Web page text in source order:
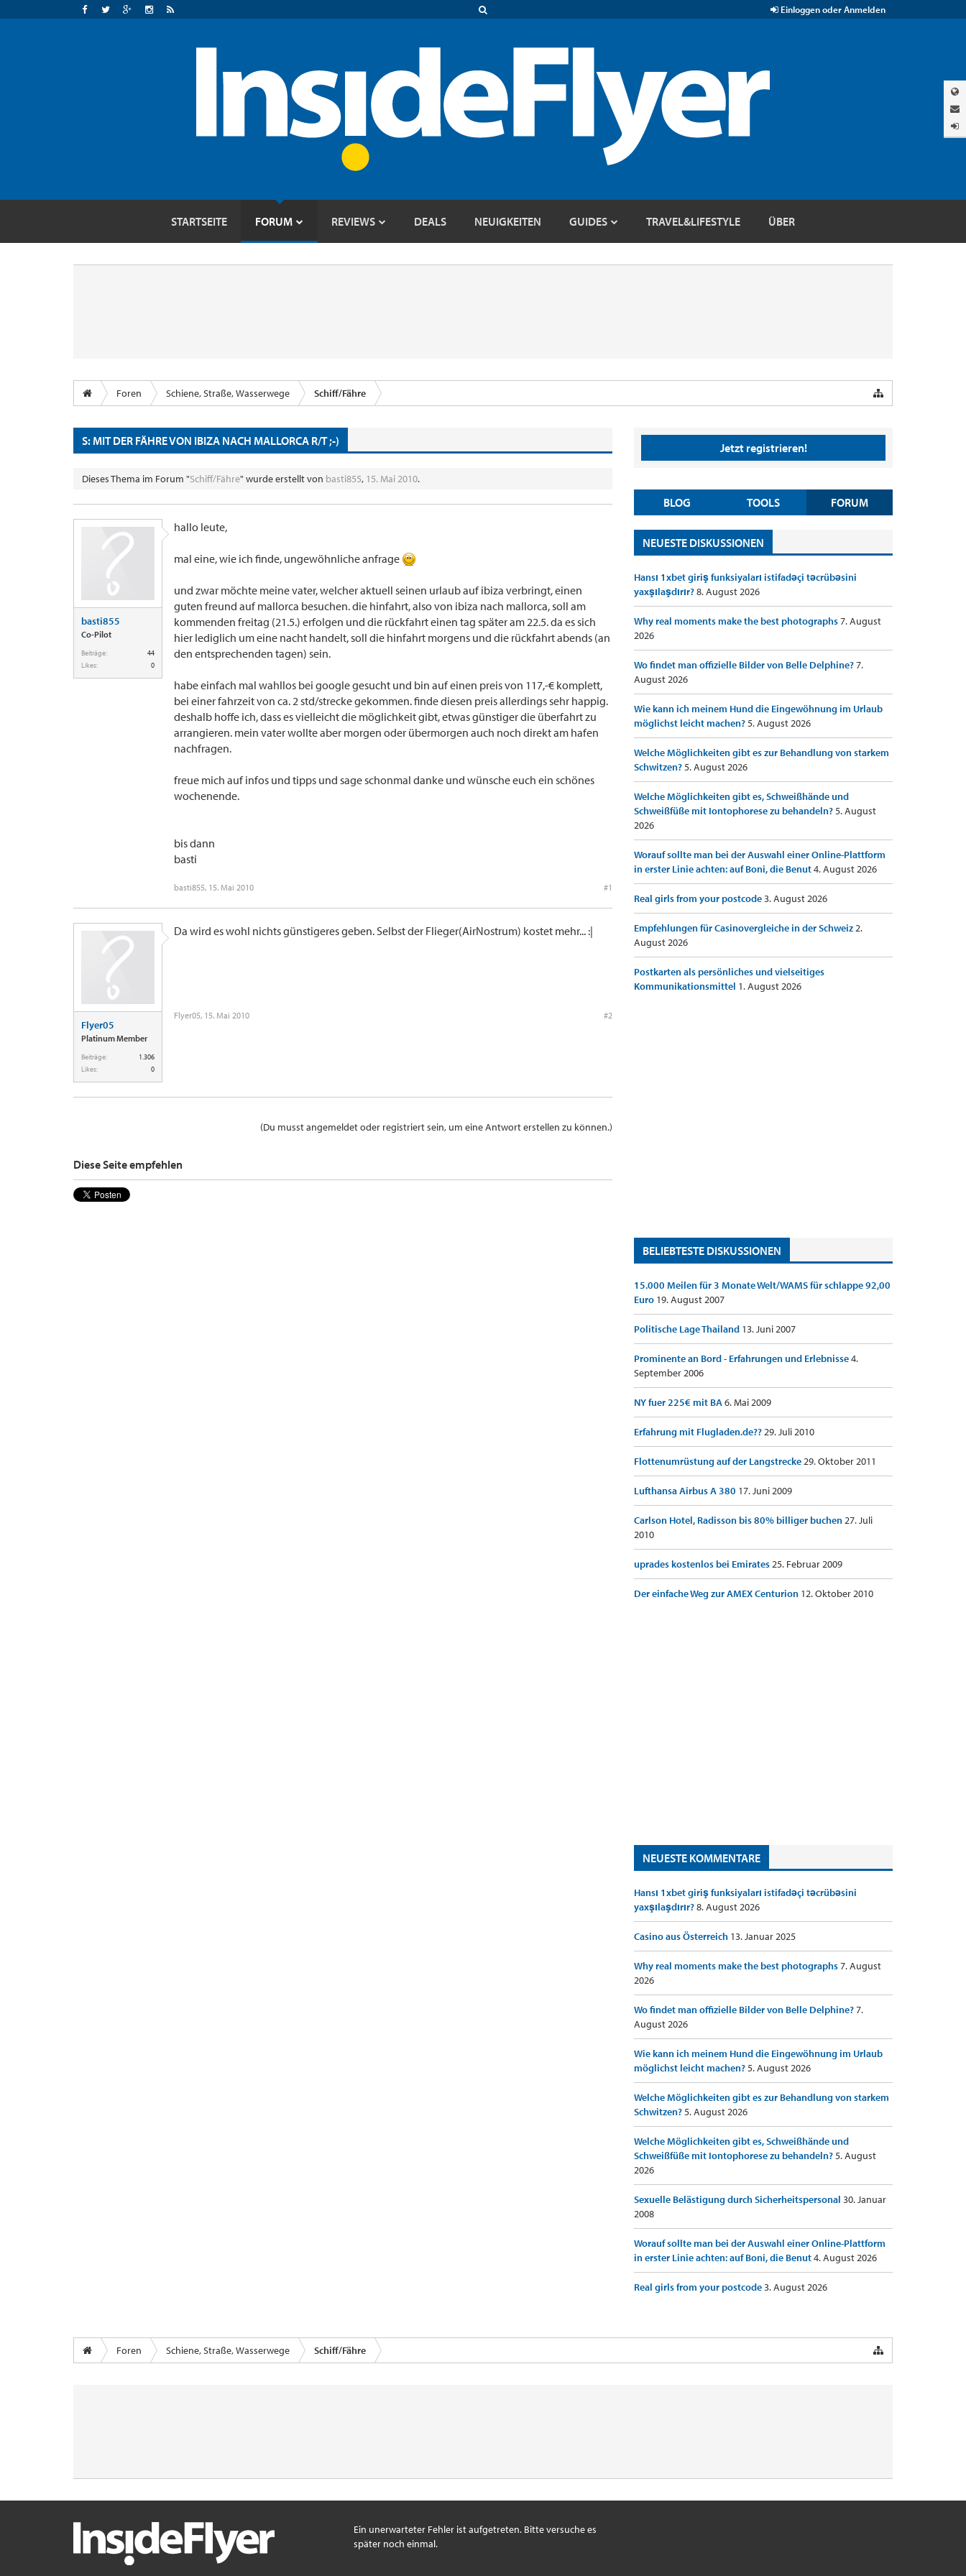
Einloggen oder Anmelden
STARTSEITE FORUM REVIEWS DEALS NEUIGKEITEN GUIDES TRAVEL&LIFESTYLE ÜBER
Foren Schiene, Straße, Wasserwege Schiff/Fähre
S: MIT DER FÄHRE VON IBIZA NACH MALLORCA R/T ;-)
Dieses Thema im Forum "Schiff/Fähre" wurde erstellt von basti855, 15. Mai 2010.
basti855
Co-Pilot
Beiträge:
44
Likes:
0
hallo leute,
mal eine, wie ich finde, ungewöhnliche anfrage
und zwar möchte meine vater, welcher aktuell seinen urlaub auf ibiza verbringt, einen
guten freund auf mallorca besuchen. die hinfahrt, also von ibiza nach mallorca, soll am
kommenden freitag (21.5.) erfolgen und die rückfahrt einen tag später am 22.5. da es sich
hier lediglich um eine nacht handelt, soll die hinfahrt morgens und die rückfahrt abends (an
den entsprechenden tagen) sein.
habe einfach mal wahllos bei google gesucht und bin auf einen preis von 117,-€ komplett,
bei einer fahrzeit von ca. 2 std/strecke gekommen. finde diesen preis allerdings sehr happig.
deshalb hoffe ich, dass es vielleicht die möglichkeit gibt, etwas günstiger die überfahrt zu
arrangieren. mein vater wollte aber morgen oder übermorgen auch noch direkt am hafen
nachfragen.
freue mich auf infos und tipps und sage schonmal danke und wünsche euch ein schönes
wochenende.
bis dann
basti
basti855, 15. Mai 2010 #1
Flyer05
Platinum Member
Beiträge:
1.306
Likes:
0
Da wird es wohl nichts günstigeres geben. Selbst der Flieger(AirNostrum) kostet mehr... :|
Flyer05, 15. Mai 2010 #2
(Du musst angemeldet oder registriert sein, um eine Antwort erstellen zu können.)
Diese Seite empfehlen
Jetzt registrieren!
BLOG TOOLS FORUM
NEUESTE DISKUSSIONEN
Hansı 1xbet giriş funksiyaları istifadəçi təcrübəsini
yaxşılaşdırır?8. August 2026
Why real moments make the best photographs7. August
2026
Wo findet man offizielle Bilder von Belle Delphine?7.
August 2026
Wie kann ich meinem Hund die Eingewöhnung im Urlaub
möglichst leicht machen?5. August 2026
Welche Möglichkeiten gibt es zur Behandlung von starkem
Schwitzen?5. August 2026
Welche Möglichkeiten gibt es, Schweißhände und
Schweißfüße mit Iontophorese zu behandeln?5. August
2026
Worauf sollte man bei der Auswahl einer Online-Plattform
in erster Linie achten: auf Boni, die Benut4. August 2026
Real girls from your postcode3. August 2026
Empfehlungen für Casinovergleiche in der Schweiz2.
August 2026
Postkarten als persönliches und vielseitiges
Kommunikationsmittel 1. August 2026
BELIEBTESTE DISKUSSIONEN
15.000 Meilen für 3 Monate Welt/WAMS für schlappe 92,00
Euro 19. August 2007
Politische Lage Thailand 13. Juni 2007
Prominente an Bord - Erfahrungen und Erlebnisse4.
September 2006
NY fuer 225€ mit BA6. Mai 2009
Erfahrung mit Flugladen.de??29. Juli 2010
Flottenumrüstung auf der Langstrecke29. Oktober 2011
Lufthansa Airbus A 380 17. Juni 2009
Carlson Hotel, Radisson bis 80% billiger buchen27. Juli
2010
uprades kostenlos bei Emirates25. Februar 2009
Der einfache Weg zur AMEX Centurion 12. Oktober 2010
NEUESTE KOMMENTARE
Hansı 1xbet giriş funksiyaları istifadəçi təcrübəsini
yaxşılaşdırır?8. August 2026
Casino aus Österreich 13. Januar 2025
Why real moments make the best photographs7. August
2026
Wo findet man offizielle Bilder von Belle Delphine?7.
August 2026
Wie kann ich meinem Hund die Eingewöhnung im Urlaub
möglichst leicht machen?5. August 2026
Welche Möglichkeiten gibt es zur Behandlung von starkem
Schwitzen?5. August 2026
Welche Möglichkeiten gibt es, Schweißhände und
Schweißfüße mit Iontophorese zu behandeln?5. August
2026
Sexuelle Belästigung durch Sicherheitspersonal 30. Januar
2008
Worauf sollte man bei der Auswahl einer Online-Plattform
in erster Linie achten: auf Boni, die Benut4. August 2026
Real girls from your postcode3. August 2026
Foren Schiene, Straße, Wasserwege Schiff/Fähre
Ein unerwarteter Fehler ist aufgetreten. Bitte versuche es
später noch einmal.